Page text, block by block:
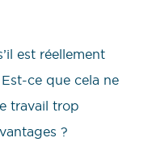
est réellement
ce que cela ne
travail trop
?